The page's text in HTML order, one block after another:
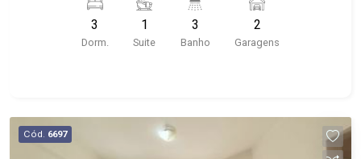
churrasqueira - Cozinha planejada - Área de
serviço - Completo em armários - 02 vagas de
garagem cobertas - Condomínio oferece: salão
3
Dorm.
1
Suite
3
Banho
2
Garagens
Cód. 6697